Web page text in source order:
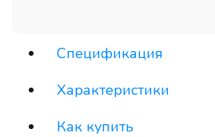
Спецификация
Характеристики
Как купить